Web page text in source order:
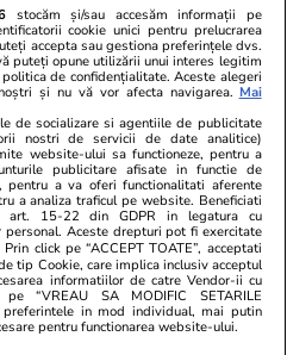
să o ții
orice preț
StirileKanalD.ro
UPDATE Zi
Georgescu!
judecat
lovitură de
stocăm și/sau accesăm informații pe
cookie unici pentru prelucrarea
accepta sau gestiona preferințele dvs.
puteți opune utilizării unui interes legitim
de confidențialitate. Aceste alegeri
și nu vă vor afecta navigarea. Mai
de socializare si agentiile de publicitate
nostri de servicii de date analitice)
website-ului sa functioneze, pentru a
publicitare afisate in functie de
pentru a va oferi functionalitati aferente
a analiza traficul pe website. Beneficiati
art. 15-22 din GDPR in legatura cu
personal. Aceste drepturi pot fi exercitate
Prin click pe “ACCEPT TOATE”, acceptati
tip Cookie, care implica inclusiv acceptul
informatiilor de catre Vendor-ii cu
“VREAU SA MODIFIC SETARILE
preferintele in mod individual, mai putin
pentru functionarea website-ului.